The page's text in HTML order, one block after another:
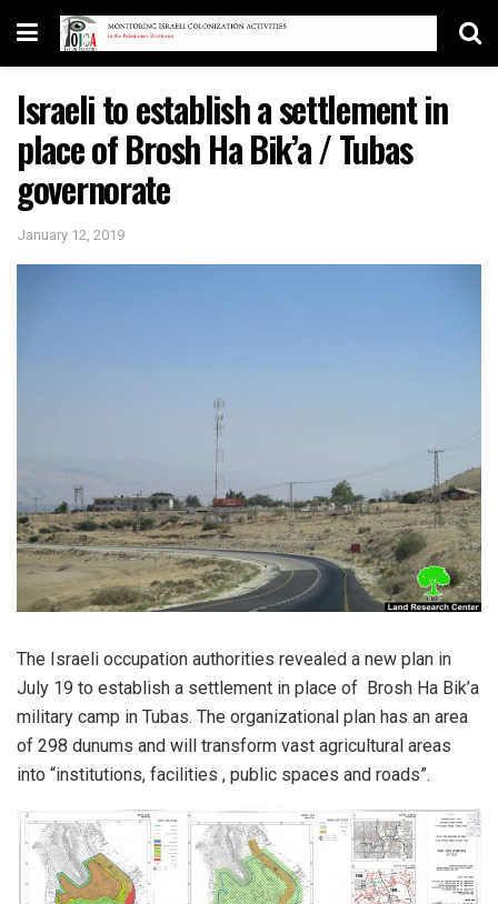
Israeli to establish a settlement in
place of Brosh Ha Bik’a / Tubas
governorate
January 12, 2019
The Israeli occupation authorities revealed a new plan in
July 19 to establish a settlement in place of Brosh Ha Bik’a
military camp in Tubas. The organizational plan has an area
of 298 dunums and will transform vast agricultural areas
into “institutions, facilities , public spaces and roads”.